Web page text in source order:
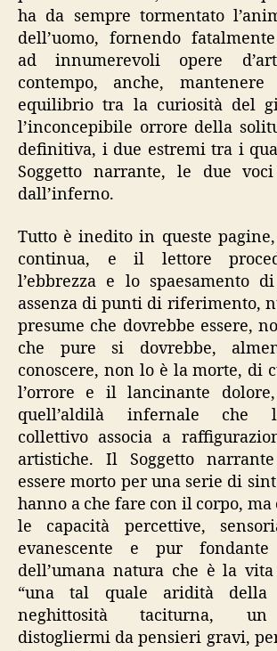
ha da sempre tormentato
dell’uomo, fornendo
ad innumerevoli opere
contempo, anche,
equilibrio tra la curiosità del
l’inconcepibile orrore della
definitiva, i due estremi tra i
Soggetto narrante, le due
dall’inferno.
Tutto è inedito in queste
continua, e il lettore
l’ebbrezza e lo spaesamento
assenza di punti di riferimento,
presume che dovrebbe essere,
che pure si dovrebbe,
conoscere, non lo è la morte, di
l’orrore e il lancinante
quell’aldilà infernale che
collettivo associa a
artistiche. Il Soggetto
essere morto per una serie di
hanno a che fare con il corpo,
le capacità percettive,
evanescente e pur fondante
dell’umana natura che è la
“una tal quale aridità della
neghittosità taciturna, un
distogliermi da pensieri gravi,